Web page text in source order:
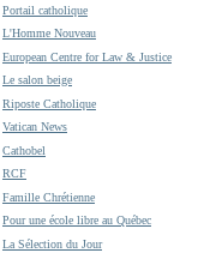
Portail catholique
L'Homme Nouveau
European Centre for Law & Justice
Le salon beige
Riposte Catholique
Vatican News
Cathobel
RCF
Famille Chrétienne
Pour une école libre au Québec
La Sélection du Jour